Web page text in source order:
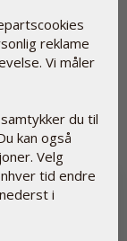
reklame
Vi måler
du til
kan også
Velg
tid endre
i